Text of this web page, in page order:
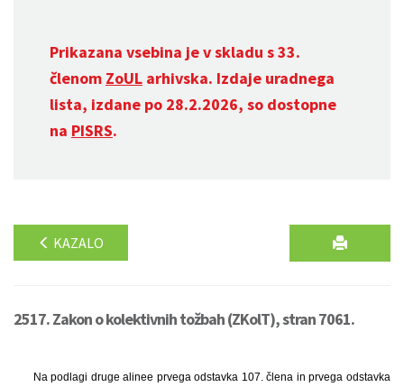
Prikazana vsebina je v skladu s 33.
členom ZoUL arhivska. Izdaje uradnega
lista, izdane po 28.2.2026, so dostopne
na PISRS.
KAZALO
2517. Zakon o kolektivnih tožbah (ZKolT), stran 7061.
Na podlagi druge alinee prvega odstavka 107. člena in prvega odstavka